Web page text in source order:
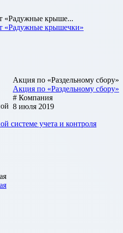
«Радужные крыше...
«Радужные крышечки»
Акция по «Раздельному сбору»
Акция по «Раздельному сбору»
# Компания
8 июля 2019
системе учета и контроля